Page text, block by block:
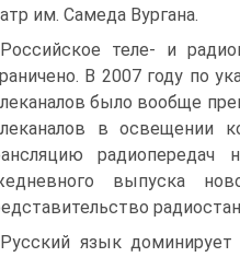
им. Самеда Вургана.
Российское теле- и
В 2007 году по
было вообще
в освещении
радиопередач
выпуска
Русский язык